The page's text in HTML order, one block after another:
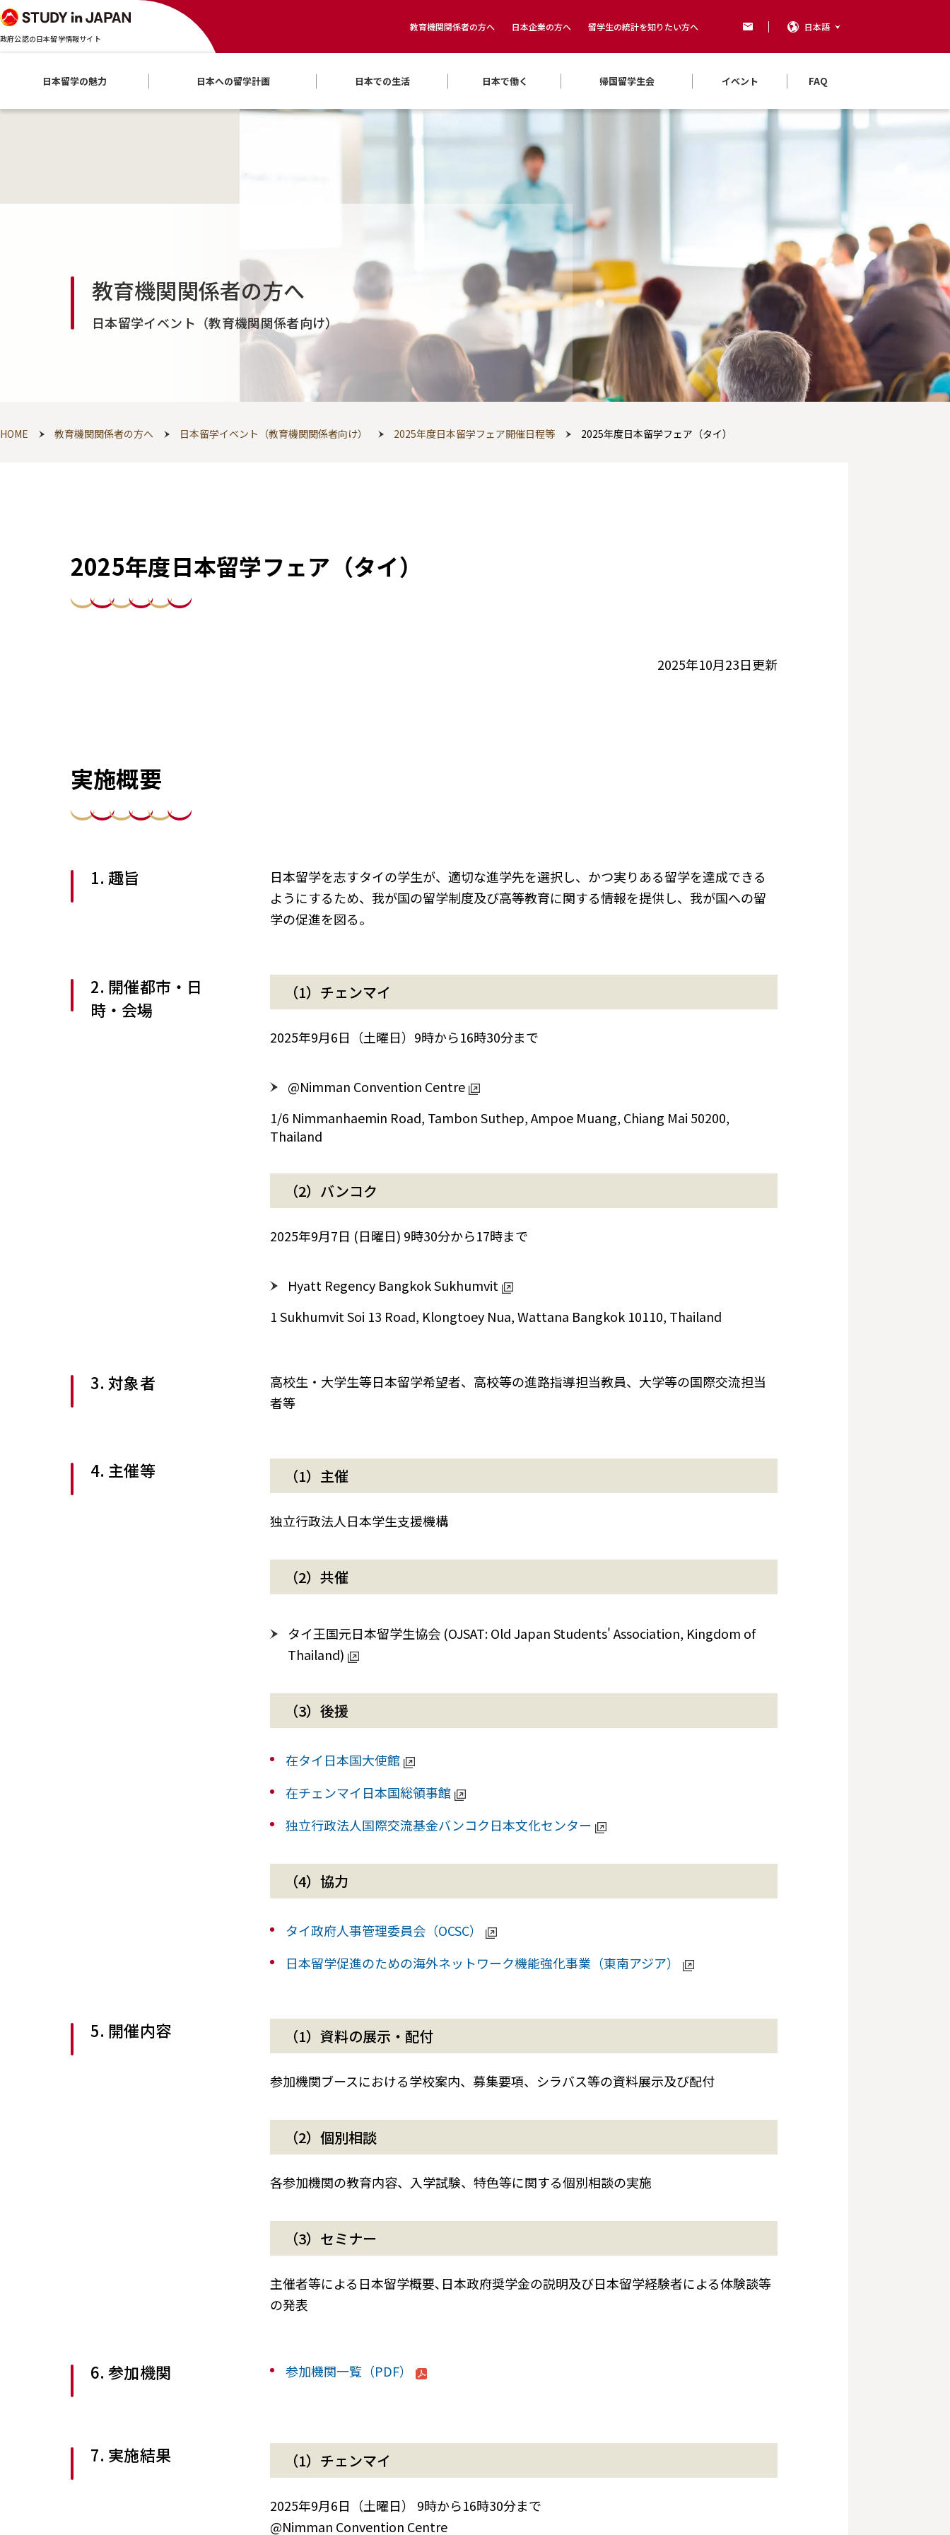
政府公認の日本留学情報サイト
教育機関関係者の方へ 日本企業の方へ 留学生の統計を知りたい方へ 日本語
日本留学の魅力 日本への留学計画 日本での生活 日本で働く 帰国留学生会 イベント FAQ
教育機関関係者の方へ
日本留学イベント（教育機関関係者向け）
HOME 教育機関関係者の方へ 日本留学イベント（教育機関関係者向け） 2025年度日本留学フェア開催日程等 2025年度日本留学フェア（タイ）
2025年度日本留学フェア（タイ）
2025年10月23日更新
実施概要
1. 趣旨
日本留学を志すタイの学生が、適切な進学先を選択し、かつ実りある留学を達成できる
ようにするため、我が国の留学制度及び高等教育に関する情報を提供し、我が国への留
学の促進を図る。
2. 開催都市・日
時・会場
（1）チェンマイ
2025年9月6日（土曜日）9時から16時30分まで
@Nimman Convention Centre
1/6 Nimmanhaemin Road, Tambon Suthep, Ampoe Muang, Chiang Mai 50200,
Thailand
（2）バンコク
2025年9月7日 (日曜日) 9時30分から17時まで
Hyatt Regency Bangkok Sukhumvit
1 Sukhumvit Soi 13 Road, Klongtoey Nua, Wattana Bangkok 10110, Thailand
3. 対象者
高校生・大学生等日本留学希望者、高校等の進路指導担当教員、大学等の国際交流担当
者等
4. 主催等 （1）主催
独立行政法人日本学生支援機構
（2）共催
タイ王国元日本留学生協会 (OJSAT: Old Japan Students' Association, Kingdom of
Thailand)
（3）後援
在タイ日本国大使館
在チェンマイ日本国総領事館
独立行政法人国際交流基金バンコク日本文化センター
（4）協力
タイ政府人事管理委員会（OCSC）
日本留学促進のための海外ネットワーク機能強化事業（東南アジア）
5. 開催内容 （1）資料の展示・配付
参加機関ブースにおける学校案内、募集要項、シラバス等の資料展示及び配付
（2）個別相談
各参加機関の教育内容、入学試験、特色等に関する個別相談の実施
（3）セミナー
主催者等による日本留学概要､日本政府奨学金の説明及び日本留学経験者による体験談等
の発表
6. 参加機関 参加機関一覧（PDF）
7. 実施結果 （1）チェンマイ
2025年9月6日（土曜日） 9時から16時30分まで
@Nimman Convention Centre